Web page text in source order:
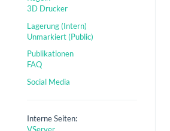
3D Drucker
Lagerung (Intern)
Unmarkiert (Public)
Publikationen
FAQ
Social Media
Interne Seiten:
VServer